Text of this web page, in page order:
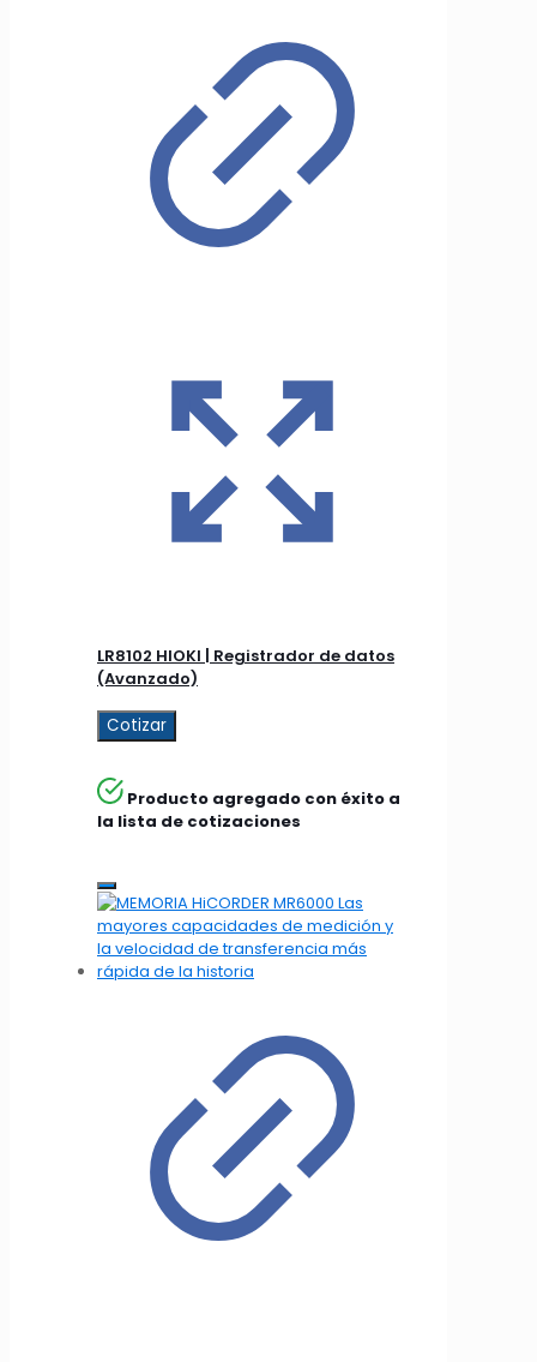
LR8102 HIOKI | Registrador de datos
(Avanzado)
Cotizar
Producto agregado con éxito a
la lista de cotizaciones